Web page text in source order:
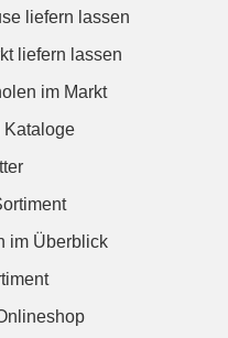
liefern lassen
liefern lassen
im Markt
Kataloge
im Überblick